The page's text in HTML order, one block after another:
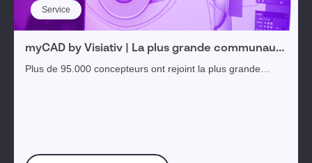
Service
myCAD by Visiativ | La plus grande communauté
francophone des utilisateurs CAO 3D
Plus de 95.000 concepteurs ont rejoint la plus grande